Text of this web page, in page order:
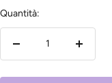
Quantità:
Diminuire
Aumenta